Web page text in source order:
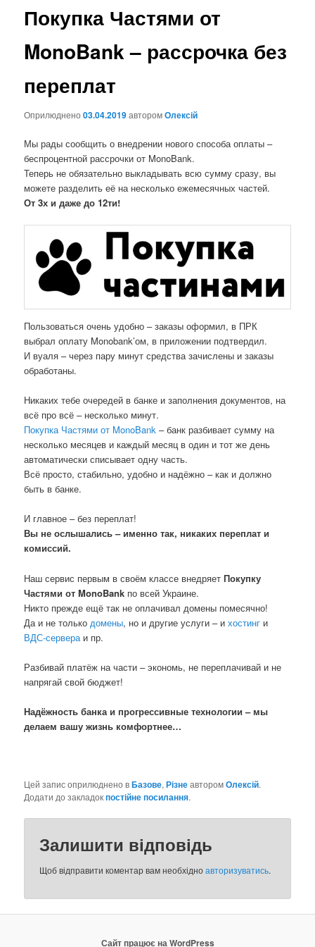
Покупка Частями от
MonoBank – рассрочка без
переплат
Оприлюднено03.04.2019авторомОлексій
Мы рады сообщить о внедрении нового способа оплаты –
беспроцентной рассрочки от MonoBank.
Теперь не обязательно выкладывать всю сумму сразу, вы
можете разделить её на несколько ежемесячных частей.
От 3х и даже до 12ти!
Пользоваться очень удобно – заказы оформил, в ПРК
выбрал оплату Monobank’ом, в приложении подтвердил.
И вуаля – через пару минут средства зачислены и заказы
обработаны.
Никаких тебе очередей в банке и заполнения документов, на
всё про всё – несколько минут.
Покупка Частями от MonoBank – банк разбивает сумму на
несколько месяцев и каждый месяц в один и тот же день
автоматически списывает одну часть.
Всё просто, стабильно, удобно и надёжно – как и должно
быть в банке.
И главное – без переплат!
Вы не ослышались – именно так, никаких переплат и
комиссий.
Наш сервис первым в своём классе внедряетПокупку
Частями от MonoBank по всей Украине.
Никто прежде ещё так не оплачивал домены помесячно!
Да и не только домены, но и другие услуги – ихостинг и
ВДС-сервера и пр.
Разбивай платёж на части – экономь, не переплачивай и не
напрягай свой бюджет!
Надёжность банка и прогрессивные технологии – мы
делаем вашу жизнь комфортнее…
Цей запис оприлюднено вБазове,РізнеавторомОлексій.
Додати до закладокпостійне посилання.
Залишити відповідь
Щоб відправити коментар вам необхідноавторизуватись.
Сайт працює на WordPress